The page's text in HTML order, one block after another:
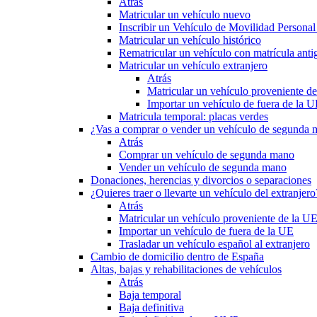
Matricular un vehículo nuevo
Inscribir un Vehículo de Movilidad
Matricular un vehículo histórico
Rematricular un vehículo con matrícula
Matricular un vehículo extranjero
Atrás
Matricular un vehículo proveniente
Importar un vehículo de fuera de la
Matricula temporal: placas verdes
¿Vas a comprar o vender un vehículo de segunda
Atrás
Comprar un vehículo de segunda mano
Vender un vehículo de segunda mano
Donaciones, herencias y divorcios o separaciones
¿Quieres traer o llevarte un vehículo del
Atrás
Matricular un vehículo proveniente de la UE
Importar un vehículo de fuera de la UE
Trasladar un vehículo español al extranjero
Cambio de domicilio dentro de España
Altas, bajas y rehabilitaciones de vehículos
Atrás
Baja temporal
Baja definitiva